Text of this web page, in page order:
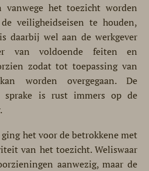
vanwege het toezicht worden
veiligheidseisen te houden,
daarbij wel aan de werkgever
van voldoende feiten en
zodat tot toepassing van
worden overgegaan. De
sprake is rust immers op de
het voor de betrokkene met
van het toezicht. Weliswaar
aanwezig, maar de